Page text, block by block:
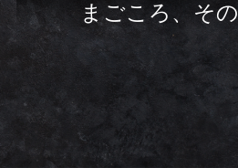
まごこ ろ 、 その